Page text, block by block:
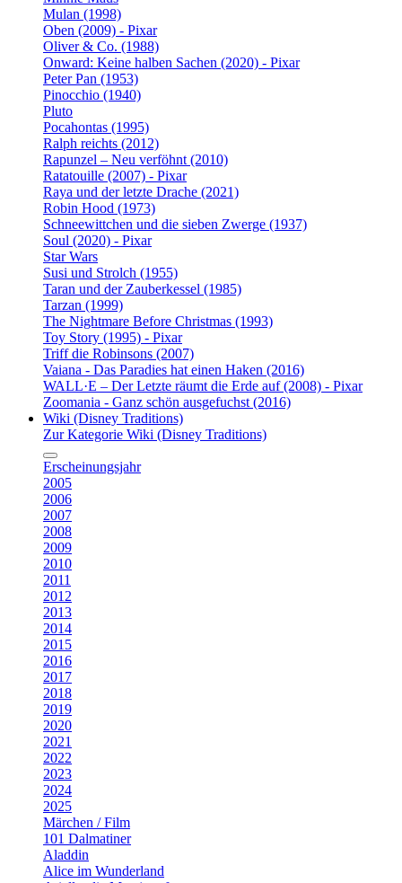
Mulan (1998)
Oben (2009) - Pixar
Oliver & Co. (1988)
Onward: Keine halben Sachen (2020) - Pixar
Peter Pan (1953)
Pinocchio (1940)
Pluto
Pocahontas (1995)
Ralph reichts (2012)
Rapunzel – Neu verföhnt (2010)
Ratatouille (2007) - Pixar
Raya und der letzte Drache (2021)
Robin Hood (1973)
Schneewittchen und die sieben Zwerge (1937)
Soul (2020) - Pixar
Star Wars
Susi und Strolch (1955)
Taran und der Zauberkessel (1985)
Tarzan (1999)
The Nightmare Before Christmas (1993)
Toy Story (1995) - Pixar
Triff die Robinsons (2007)
Vaiana - Das Paradies hat einen Haken (2016)
WALL·E – Der Letzte räumt die Erde auf (2008) - Pixar
Zoomania - Ganz schön ausgefuchst (2016)
Wiki (Disney Traditions)
Zur Kategorie Wiki (Disney Traditions)
Erscheinungsjahr
2005
2006
2007
2008
2009
2010
2011
2012
2013
2014
2015
2016
2017
2018
2019
2020
2021
2022
2023
2024
2025
Märchen / Film
101 Dalmatiner
Aladdin
Alice im Wunderland